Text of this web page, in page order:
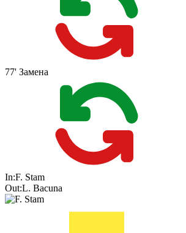
77' Замена
In:F. Stam
Out:L. Bacuna